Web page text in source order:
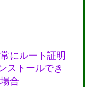
にルート証明
ストールでき
合